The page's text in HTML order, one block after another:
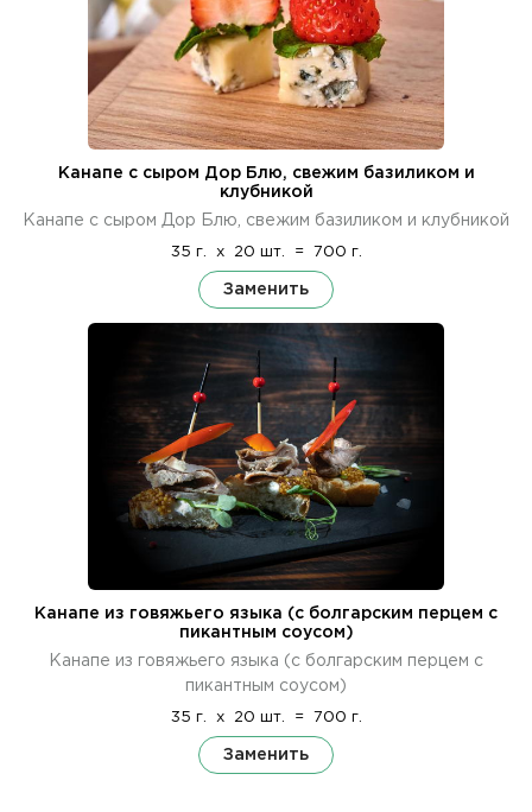
Канапе с сыром Дор Блю, свежим базиликом и
клубникой
Канапе с сыром Дор Блю, свежим базиликом и клубникой
35 г. x 20 шт. = 700 г.
Заменить
Канапе из говяжьего языка (с болгарским перцем с
пикантным соусом)
Канапе из говяжьего языка (с болгарским перцем с
пикантным соусом)
35 г. x 20 шт. = 700 г.
Заменить